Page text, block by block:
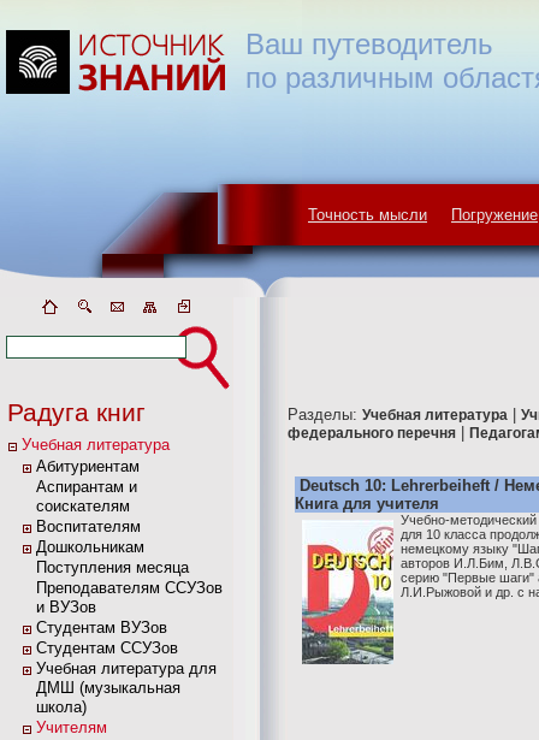
Точность мысли Погружение
Ваш путеводитель
по различным
Радуга книг
Учебная литература
Абитуриентам
Аспирантам и
соискателям
Воспитателям
Дошкольникам
Поступления месяца
Преподавателям ССУЗов
и ВУЗов
Студентам ВУЗов
Студентам ССУЗов
Учебная литература для
ДМШ (музыкальная
школа)
Учителям
Разделы: Учебная литература
федерального перечня
Deutsch 10: Lehrerbeiheft /
Книга для учителя
Учебно-
для 10 класса
немецкому языку
авторов И.Л.Бим,
серию "Первые шаги"
Л.И.Рыжовой и др. с